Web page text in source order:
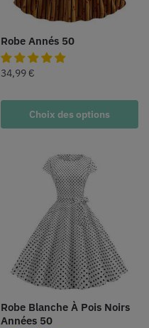
Robe Annés 50
34,99 €
Choix des options
Robe Blanche À Pois Noirs
Années 50